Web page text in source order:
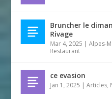
Bruncher le
Rivage
Mar 4, 2025 |Alpes-
Restaurant
ce evasion
Jan 1, 2025 |Articles,